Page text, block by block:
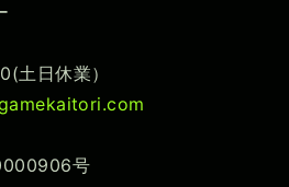
土日休業）
号